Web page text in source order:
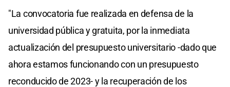
"La convocatoria fue realizada en defensa de la
universidad pública y gratuita, por la inmediata
actualización del presupuesto universitario -dado que
ahora estamos funcionando con un presupuesto
reconducido de 2023- y la recuperación de los